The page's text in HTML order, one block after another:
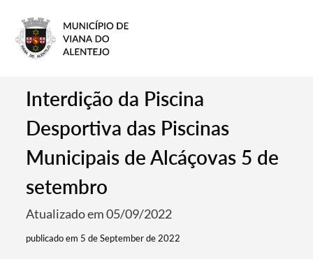
Interdição da Piscina
Desportiva das Piscinas
Municipais de Alcáçovas 5 de
setembro
Atualizado em 05/09/2022
publicado em 5 de September de 2022